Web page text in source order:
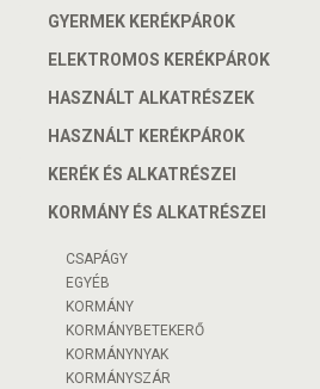
GYERMEK KERÉKPÁROK
ELEKTROMOS KERÉKPÁROK
HASZNÁLT ALKATRÉSZEK
HASZNÁLT KERÉKPÁROK
KERÉK ÉS ALKATRÉSZEI
KORMÁNY ÉS ALKATRÉSZEI
CSAPÁGY
EGYÉB
KORMÁNY
KORMÁNYBETEKERŐ
KORMÁNYNYAK
KORMÁNYSZÁR